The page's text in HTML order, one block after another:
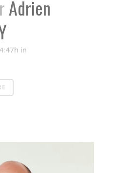
Adrien
in